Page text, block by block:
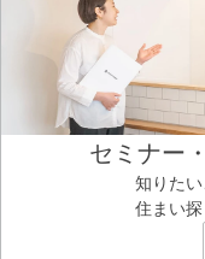
セミナー
知りた
住まい